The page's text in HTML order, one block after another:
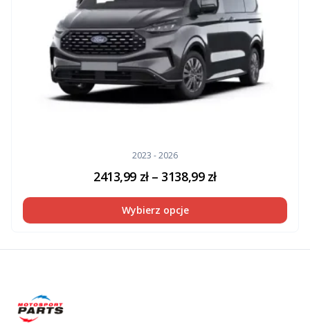
2023 - 2026
2413,99 zł– 3138,99 zł
Wybierz opcje